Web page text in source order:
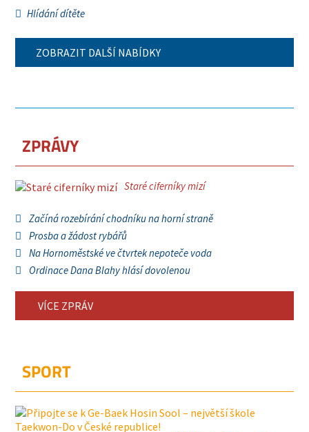
Hlídání dítěte
ZOBRAZIT DALŠÍ NABÍDKY
ZPRÁVY
Staré ciferníky mizí
Začíná rozebírání chodníku na horní straně
Prosba a žádost rybářů
Na Hornoměstské ve čtvrtek nepoteče voda
Ordinace Dana Blahy hlásí dovolenou
VÍCE ZPRÁV
SPORT